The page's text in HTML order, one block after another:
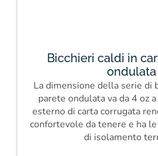
Bicchieri caldi in
ondulata
La dimensione della serie di
parete ondulata va da 4 oz
esterno di carta corrugata
confortevole da tenere e ha
di isolamento